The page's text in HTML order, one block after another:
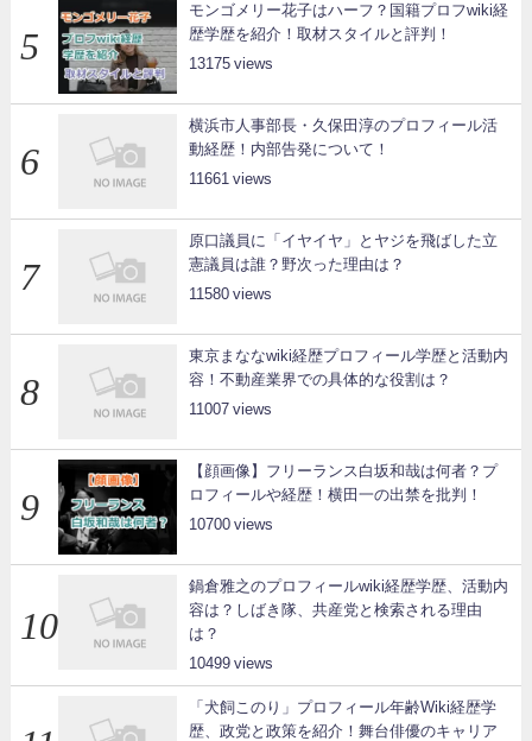
モンゴメリー花子はハーフ？国籍プロフwiki経
歴学歴を紹介！取材スタイルと評判！
13175
横浜市人事部長・久保田淳のプロフィール活
動経歴！内部告発について！
11661
原口議員に「イヤイヤ」とヤジを飛ばした立
憲議員は誰？野次った理由は？
11580
東京まななwiki経歴プロフィール学歴と活動内
容！不動産業界での具体的な役割は？
11007
【顔画像】フリーランス白坂和哉は何者？プ
ロフィールや経歴！横田一の出禁を批判！
10700
鍋倉雅之のプロフィールwiki経歴学歴、活動内
容は？しばき隊、共産党と検索される理由
は？
10499
「犬飼このり」プロフィール年齢Wiki経歴学
歴、政党と政策を紹介！舞台俳優のキャリア